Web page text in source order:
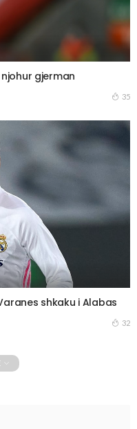
gjerman
35
shkaku i Alabas
32